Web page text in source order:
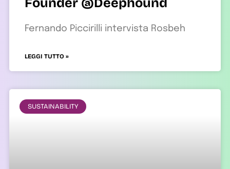
Fernando Piccirilli intervista Rosbeh
LEGGI TUTTO »
SUSTAINABILITY